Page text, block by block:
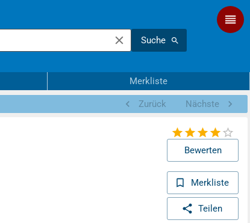
Suche
Merkliste
Zurück Nächste
Bewerten
Merkliste
Teilen